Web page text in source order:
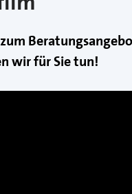
wir für Sie tun!